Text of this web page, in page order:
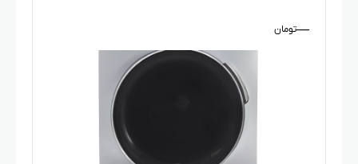
—تومان